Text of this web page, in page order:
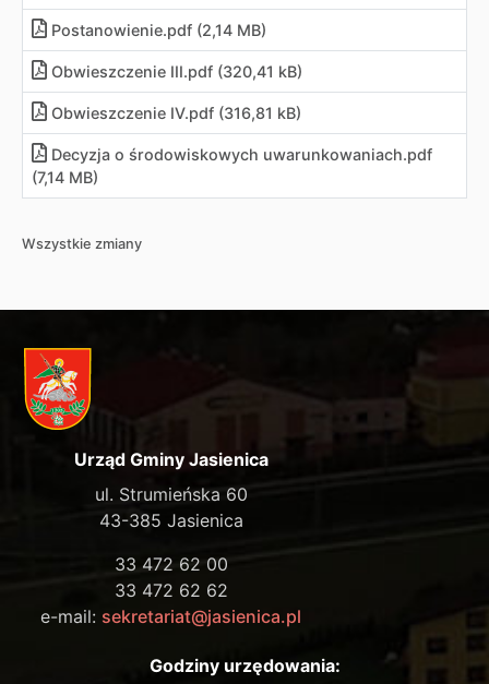
Postanowienie.pdf (2,14 MB)
Obwieszczenie III.pdf (320,41 kB)
Obwieszczenie IV.pdf (316,81 kB)
Decyzja o środowiskowych uwarunkowaniach.pdf
(7,14 MB)
Wszystkie zmiany
Urząd Gminy Jasienica
ul. Strumieńska 60
43-385 Jasienica
33 472 62 00
33 472 62 62
e-mail: sekretariat@jasienica.pl
Godziny urzędowania: